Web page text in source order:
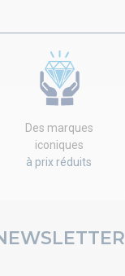
Des marques
iconiques
à prix réduits